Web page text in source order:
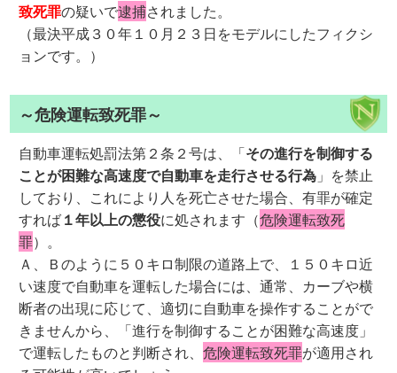
致死罪の疑いで逮捕されました。
（最決平成３０年１０月２３日をモデルにしたフィクシ
ョンです。）
～危険運転致死罪～
自動車運転処罰法第２条２号は、「その進行を制御する
ことが困難な高速度で自動車を走行させる行為 」を禁止
しており、これにより人を死亡させた場合、有罪が確定
すれば１年以上の懲役に処されます（危険運転致死
罪）。
Ａ、Ｂのように５０キロ制限の道路上で、１５０キロ近
い速度で自動車を運転した場合には、通常、カーブや横
断者の出現に応じて、適切に自動車を操作することがで
きませんから、「進行を制御することが困難な高速度」
で運転したものと判断され、危険運転致死罪が適用され